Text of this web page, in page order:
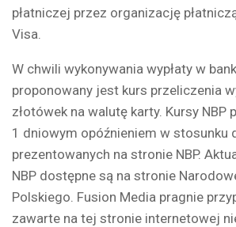
płatniczej przez organizację
Visa.
W chwili wykonywania wypłaty w
proponowany jest kurs przeliczenia
złotówek na walutę karty. Kursy NBP
1 dniowym opóźnieniem w stosunku
prezentowanych na stronie NBP.
NBP dostępne są na stronie
Polskiego. Fusion Media pragnie
zawarte na tej stronie internetowej